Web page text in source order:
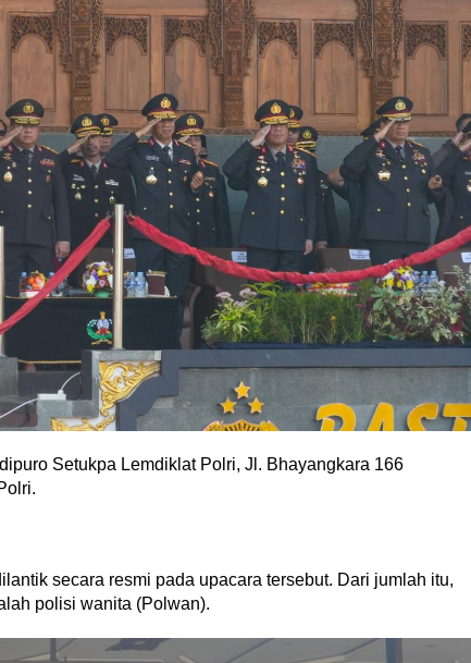
Setukpa Lemdiklat Polri, Jl. Bhayangkara 166
secara resmi pada upacara tersebut. Dari jumlah itu,
polisi wanita (Polwan).